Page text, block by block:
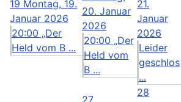
19 Montag, 19.
Januar 2026
20:00 „Der
Held vom B ...
20. Januar
2026
20:00 „Der
Held vom
B ...
21.
Januar
2026
Leider
geschlos
...
28